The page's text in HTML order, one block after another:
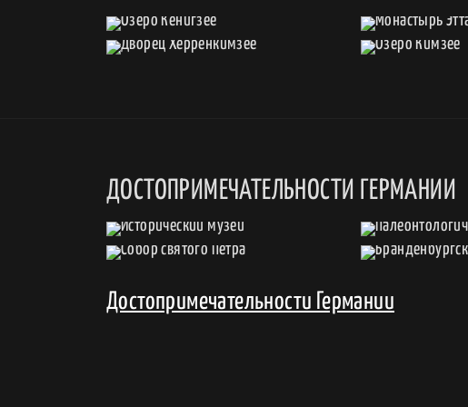
ДОСТОПРИМЕЧАТЕЛЬНОСТИ ГЕРМАНИИ
Достопримечательности Германии